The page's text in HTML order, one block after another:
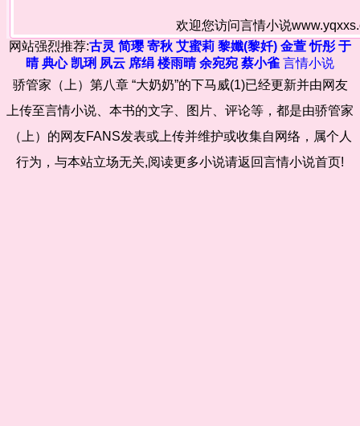
欢迎您访问言情小说
网站强烈推荐:古灵 简璎 寄秋 艾蜜莉 黎孅(黎奷) 金萱 忻彤 于
晴 典心 凯琍 夙云 席绢 楼雨晴 余宛宛 蔡小雀 言情小说
骄管家（上）第八章 “大奶奶”的下马威(1)已经更新并由网友
上传至言情小说、本书的文字、图片、评论等，都是由骄管家
（上）的网友FANS发表或上传并维护或收集自网络，属个人
行为，与本站立场无关,阅读更多小说请返回言情小说首页!